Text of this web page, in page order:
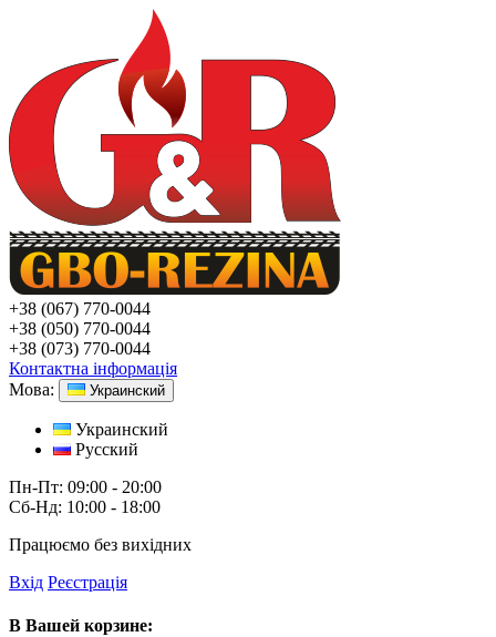
+38 (067) 770-0044
+38 (050) 770-0044
+38 (073) 770-0044
Контактна інформація
Мова:
Украинский
Украинский
Русский
Пн-Пт: 09:00 - 20:00
Сб-Нд: 10:00 - 18:00
Працюємо без вихідних
Вхід Реєстрація
В Вашей корзине: